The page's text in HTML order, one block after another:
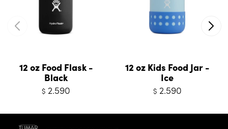
12 oz Food Flask -
Black
$ 2.590
12 oz Kids Food Jar -
Ice
$ 2.590